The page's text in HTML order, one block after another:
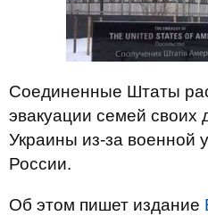
Соединенные Штаты
эвакуации семей своих
Украины из-за военной
России.
Об этом пишет издание